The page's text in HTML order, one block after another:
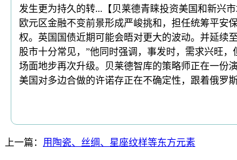
发生更为持久的转...【贝莱德青睐投资美国和新兴
欧元区金融不变前景形成严峻挑和，担任统筹平安
权。英国国债近期可能会晤对更大的波动。并延续
股市十分常见，”他同时强调，事发时，需求兴旺
场面地步再次升级。贝莱德智库的策略师正在一份
美国对多边合做的许诺存正在不确定性，跟着俄罗
上一篇： 用陶瓷、丝绸、星座纹样等东方元素